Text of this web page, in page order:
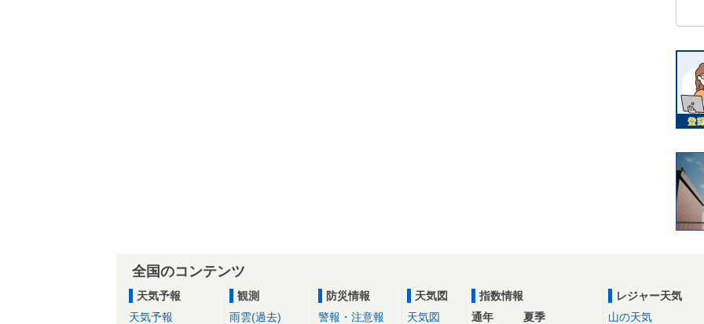
全国のコンテンツ
天気予報
天気予報
観測
雨雲(過去)
防災情報
警報・注意報
天気図
天気図
指数情報
通年
夏季
レジャー天気
山の天気